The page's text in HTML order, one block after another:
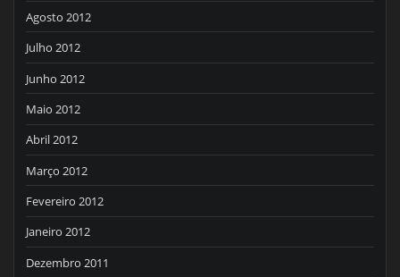
Agosto 2012
Julho 2012
Junho 2012
Maio 2012
Abril 2012
Março 2012
Fevereiro 2012
Janeiro 2012
Dezembro 2011